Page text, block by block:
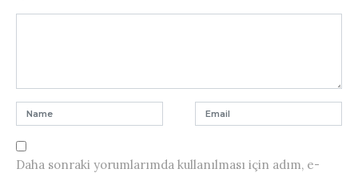
Daha sonraki yorumlarımda kullanılması için adım, e-